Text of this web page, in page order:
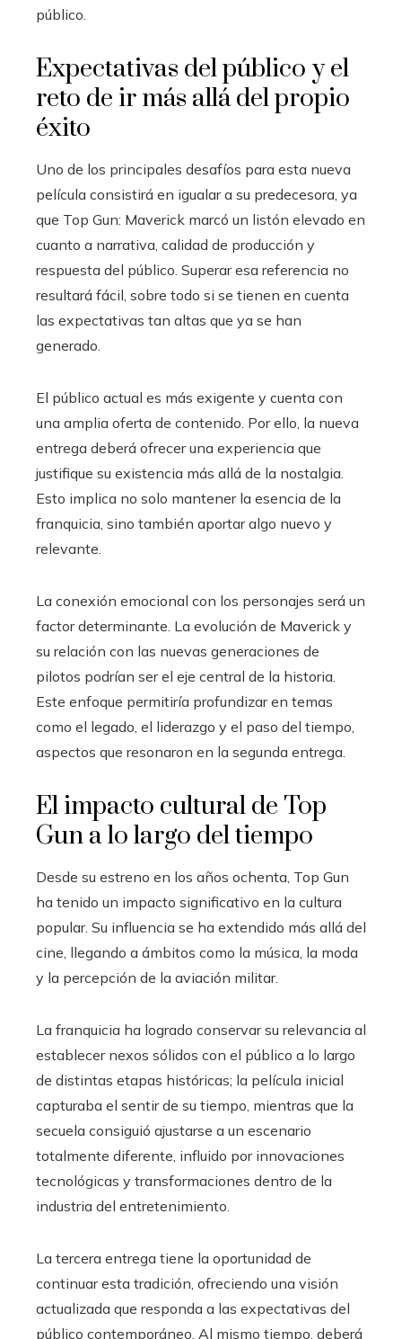
público.
Expectativas del público y el
reto de ir más allá del propio
éxito
Uno de los principales desafíos para esta nueva
película consistirá en igualar a su predecesora, ya
que Top Gun: Maverick marcó un listón elevado en
cuanto a narrativa, calidad de producción y
respuesta del público. Superar esa referencia no
resultará fácil, sobre todo si se tienen en cuenta
las expectativas tan altas que ya se han
generado.
El público actual es más exigente y cuenta con
una amplia oferta de contenido. Por ello, la nueva
entrega deberá ofrecer una experiencia que
justifique su existencia más allá de la nostalgia.
Esto implica no solo mantener la esencia de la
franquicia, sino también aportar algo nuevo y
relevante.
La conexión emocional con los personajes será un
factor determinante. La evolución de Maverick y
su relación con las nuevas generaciones de
pilotos podrían ser el eje central de la historia.
Este enfoque permitiría profundizar en temas
como el legado, el liderazgo y el paso del tiempo,
aspectos que resonaron en la segunda entrega.
El impacto cultural de Top
Gun a lo largo del tiempo
Desde su estreno en los años ochenta, Top Gun
ha tenido un impacto significativo en la cultura
popular. Su influencia se ha extendido más allá del
cine, llegando a ámbitos como la música, la moda
y la percepción de la aviación militar.
La franquicia ha logrado conservar su relevancia al
establecer nexos sólidos con el público a lo largo
de distintas etapas históricas; la película inicial
capturaba el sentir de su tiempo, mientras que la
secuela consiguió ajustarse a un escenario
totalmente diferente, influido por innovaciones
tecnológicas y transformaciones dentro de la
industria del entretenimiento.
La tercera entrega tiene la oportunidad de
continuar esta tradición, ofreciendo una visión
actualizada que responda a las expectativas del
público contemporáneo. Al mismo tiempo, deberá